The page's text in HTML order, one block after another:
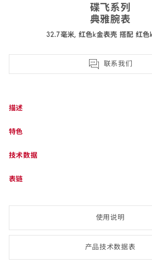
碟飞系列
典雅腕表
32.7毫米, 红色k金表壳 搭配 红色
联系我们
描述
特色
技术数据
表链
使用说明
产品技术数据表
(opens
PDF-